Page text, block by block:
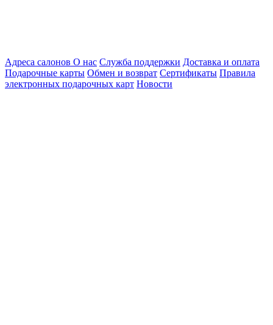
Адреса салонов О нас Служба поддержки Доставка и оплата
Подарочные карты Обмен и возврат Сертификаты Правила
электронных подарочных карт Новости